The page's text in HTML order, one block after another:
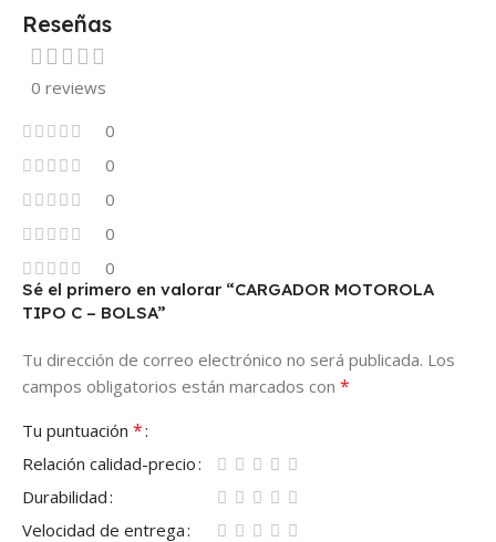
Reseñas
0 reviews
0
0
0
0
0
Sé el primero en valorar “CARGADOR MOTOROLA
TIPO C – BOLSA”
Tu dirección de correo electrónico no será publicada. Los
campos obligatorios están marcados con *
Tu puntuación *
Relación calidad-precio
Durabilidad
Velocidad de entrega